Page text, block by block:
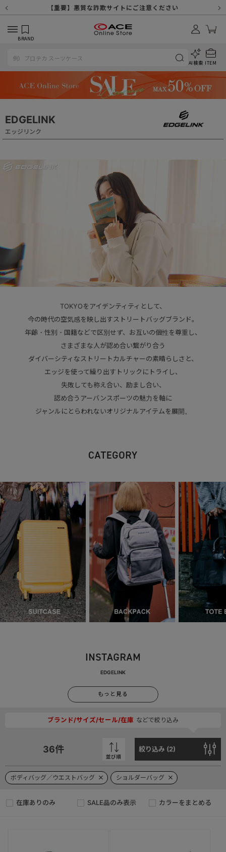
【重要】令和８年熊本地震に伴う配送への影響について
【重要】納品書・領収書ペーパーレス化（電子化）のお知らせ
【重要】天候不良や交通状況・物量増等に伴う配送への影響について
【重要】悪質な詐欺サイトにご注意ください
【重要】各種メールが届かない場合に関しまして
【重要】お問い合わせのご対応に関しまして
【重要】SNSのなりすまし詐欺にご注意ください
BRAND
AI検索 ITEM
EDGELINK
エッジリンク
TOKYOをアイデンティティとして、
今の時代の空気感を映し出すストリートバッグブランド。
年齢・性別・国籍などで区別せず、お互いの個性を尊重し、
さまざまな人が認め合い繋がり合う
ダイバーシティなストリートカルチャーの素晴らしさと、
エッジを使って繰り出すトリックにトライし、
失敗しても称え合い、励まし合い、
認め合うアーバンスポーツの魅力を軸に
ジャンルにとらわれないオリジナルアイテムを展開。
EDGELINK
もっと見る
ブランド/サイズ/セール/在庫 などで絞り込み
36件
並び順
絞り込み (2)
ボディバッグ／ウエストバッグ ショルダーバッグ
在庫ありのみ カラーをまとめる
SALE品のみ表示